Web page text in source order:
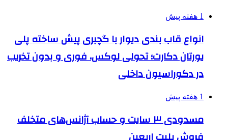
1 هفته پیش
انواع قاب بندی دیوار با گچبری پیش ساخته پلی
یورتان دکارت؛ تحولی لوکس، فوری و بدون تخریب
در دکوراسیون داخلی
1 هفته پیش
مسدودی ۳ سایت و حساب آژانس‌های متخلف